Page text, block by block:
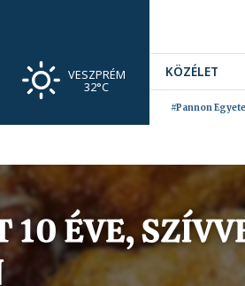
VESZPRÉM
32°C
KÖZÉLET
#Pannon